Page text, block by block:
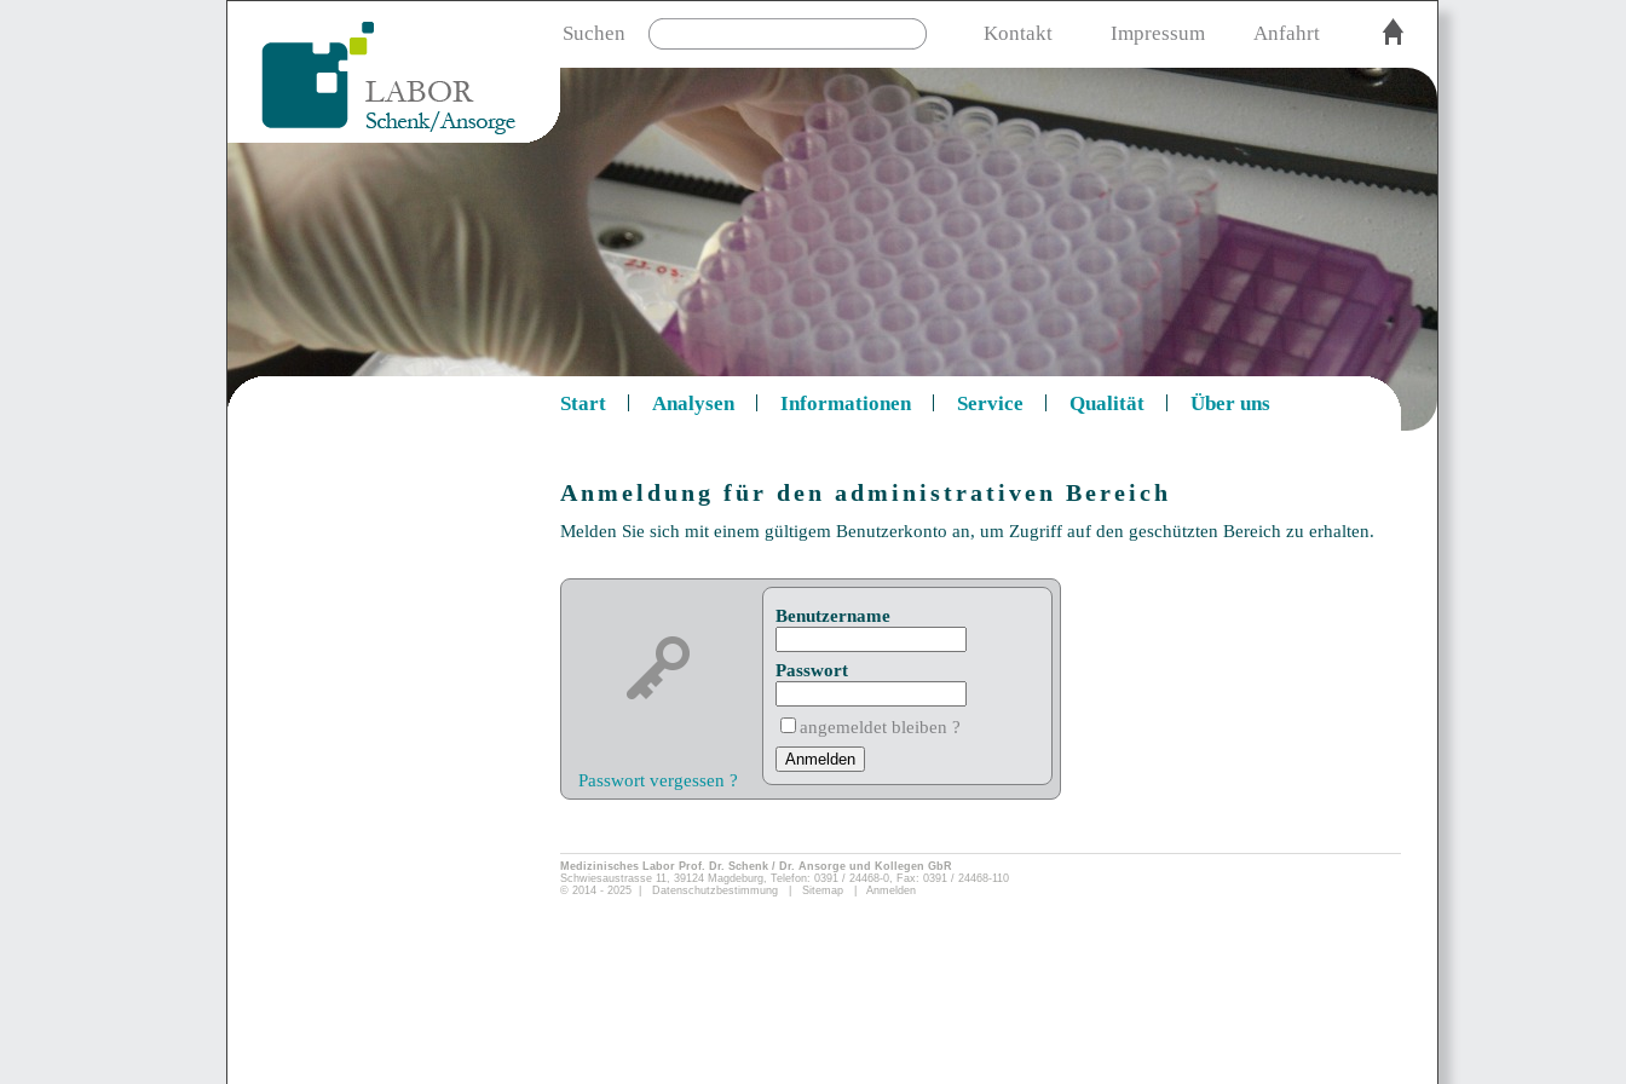
Suchen Kontakt Impressum Anfahrt
Start Analysen Informationen Service Qualität Über uns
Anmeldung für den administrativen Bereich
Melden Sie sich mit einem gültigem Benutzerkonto an, um Zugriff auf den geschützten Bereich zu erhalten.
Benutzername
Passwort
angemeldet bleiben ?
Passwort vergessen ?
Medizinisches Labor Prof. Dr. Schenk / Dr. Ansorge und Kollegen GbR
Schwiesaustrasse 11, 39124 Magdeburg, Telefon: 0391 / 24468-0, Fax: 0391 / 24468-110
© 2014 - 2025 | Datenschutzbestimmung Sitemap Anmelden